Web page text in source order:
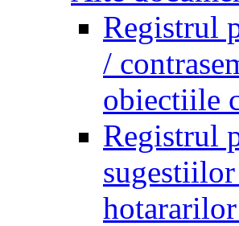
Registrul
/
obiectiile
Registrul